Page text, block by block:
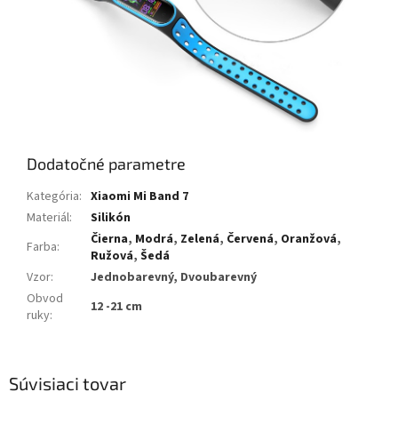
Súvisiaci tovar
Dodatočné parametre
Kategória: Xiaomi Mi Band 7
Materiál:
Silikón
Farba: Čierna, Modrá, Zelená, Červená, Oranžová,
Ružová, Šedá
Vzor:
Jednobarevný, Dvoubarevný
Obvod
ruky: 12 -21 cm